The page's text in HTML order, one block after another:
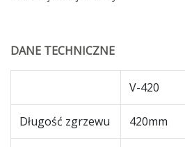
DANE TECHNICZNE
V-420
Długość zgrzewu 420mm